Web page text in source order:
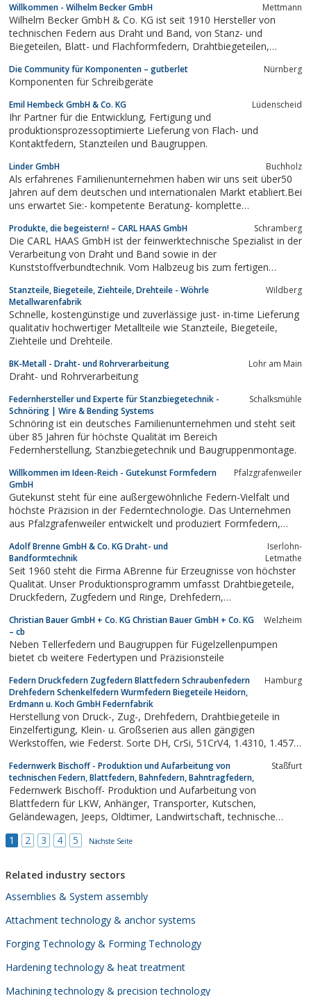
Willkommen - Wilhelm Becker GmbH Mettmann
Wilhelm Becker GmbH & Co. KG ist seit 1910 Hersteller von
technischen Federn aus Draht und Band, von Stanz- und
Biegeteilen, Blatt- und Flachformfedern, Drahtbiegeteilen,
fehlerfreie Funktion unserer Produkte in den Anwendungen
unserer Kunden, sind stets von größter...
Die Community für Komponenten – gutberlet Nürnberg
Komponenten für Schreibgeräte
Emil Hembeck GmbH & Co. KG Lüdenscheid
Ihr Partner für die Entwicklung, Fertigung und
produktionsprozessoptimierte Lieferung von Flach- und
Kontaktfedern, Stanzteilen und Baugruppen.
Linder GmbH Buchholz
Als erfahrenes Familienunternehmen haben wir uns seit über50
Jahren auf dem deutschen und internationalen Markt etabliert.Bei
uns erwartet Sie:- kompetente Beratung- komplette
knappe Kalkulation- schnelle LieferzeitÜber unsere breite
Produktpalette -...
Produkte, die begeistern! – CARL HAAS GmbH Schramberg
Die CARL HAAS GmbH ist der feinwerktechnische Spezialist in der
Verarbeitung von Draht und Band sowie in der
Kunststoffverbundtechnik. Vom Halbzeug bis zum fertigen
Mikrodrehteile, Komponenten und Baugruppen für die
Stanzteile, Biegeteile, Ziehteile, Drehteile - Wöhrle
Metallwarenfabrik
Wildberg
Schnelle, kostengünstige und zuverlässige just- in-time Lieferung
qualitativ hochwertiger Metallteile wie Stanzteile, Biegeteile,
Ziehteile und Drehteile.
BK-Metall - Draht- und Rohrverarbeitung Lohr am Main
Draht- und Rohrverarbeitung
Federnhersteller und Experte für Stanzbiegetechnik -
Schnöring | Wire & Bending Systems
Schalksmühle
Schnöring ist ein deutsches Familienunternehmen und steht seit
über 85 Jahren für höchste Qualität im Bereich
Federnherstellung, Stanzbiegetechnik und Baugruppenmontage.
Willkommen im Ideen-Reich - Gutekunst Formfedern
GmbH
Pfalzgrafenweiler
Gutekunst steht für eine außergewöhnliche Federn-Vielfalt und
höchste Präzision in der Federntechnologie. Das Unternehmen
aus Pfalzgrafenweiler entwickelt und produziert Formfedern,
Drahtbiegeteile und Rechteckfedern aus sämtlichen Flach- und
Rundstählen.
Adolf Brenne GmbH & Co. KG Draht- und
Bandformtechnik
Iserlohn-
Letmathe
Seit 1960 steht die Firma ABrenne für Erzeugnisse von höchster
Qualität. Unser Produktionsprogramm umfasst Drahtbiegeteile,
Druckfedern, Zugfedern und Ringe, Drehfedern,
Christian Bauer GmbH + Co. KG Christian Bauer GmbH + Co. KG
– cb
Welzheim
Neben Tellerfedern und Baugruppen für Fügelzellenpumpen
bietet cb weitere Federtypen und Präzisionsteile
Federn Druckfedern Zugfedern Blattfedern Schraubenfedern
Drehfedern Schenkelfedern Wurmfedern Biegeteile Heidorn,
Erdmann u. Koch GmbH Federnfabrik
Hamburg
Herstellung von Druck-, Zug-, Drehfedern, Drahtbiegeteile in
Einzelfertigung, Klein- u. Großserien aus allen gängigen
Werkstoffen, wie Federst. Sorte DH, CrSi, 51CrV4, 1.4310, 1.4571.
wie Hastelloy, Inconel, CuBe auf Anfrage.Blattfedern, Stanz-, u....
Federnwerk Bischoff - Produktion und Aufarbeitung von
technischen Federn, Blattfedern, Bahnfedern, Bahntragfedern,
Staßfurt
Federnwerk Bischoff- Produktion und Aufarbeitung von
Blattfedern für LKW, Anhänger, Transporter, Kutschen,
Geländewagen, Jeeps, Oldtimer, Landwirtschaft, technische
1 2 3 4 5 Nächste Seite
Related industry sectors
Assemblies & System assembly
Attachment technology & anchor systems
Forging Technology & Forming Technology
Hardening technology & heat treatment
Machining technology & precision technology